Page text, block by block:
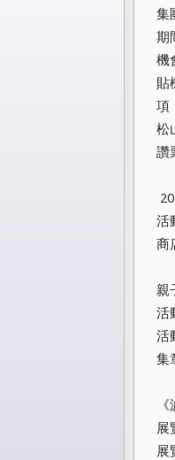
集
期
機
貼
項
松
讚
活
商
親
活
活
集
展
展